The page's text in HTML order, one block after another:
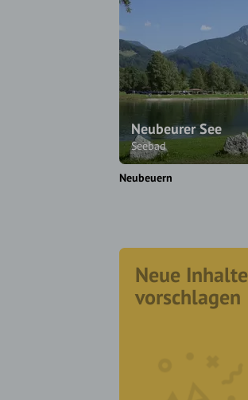
Neubeurer See
Seebad
Neubeuern
Neue Inhalte
vorschlagen